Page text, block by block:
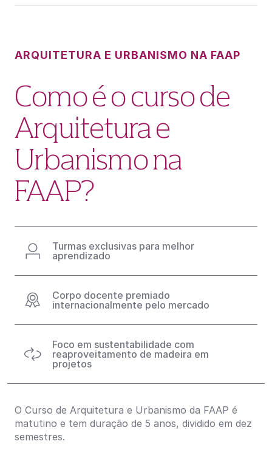
ARQUITETURA E URBANISMO NA FAAP
Como é o curso de
Arquitetura e
Urbanismo na
FAAP?
Turmas exclusivas para melhor
aprendizado
Corpo docente premiado
internacionalmente pelo mercado
Foco em sustentabilidade com
reaproveitamento de madeira em
projetos
O Curso de Arquitetura e Urbanismo da FAAP é
matutino e tem duração de 5 anos, dividido em dez
semestres.